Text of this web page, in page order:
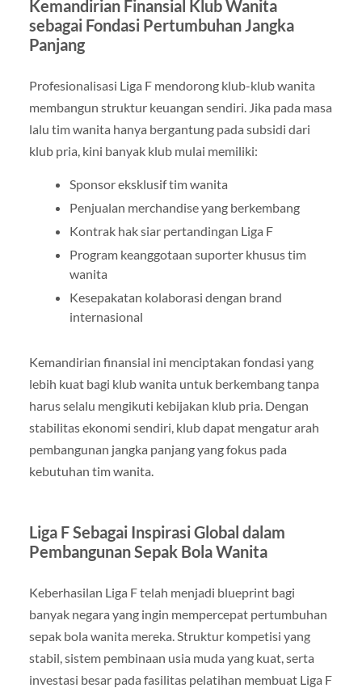
Kemandirian Finansial Klub Wanita
sebagai Fondasi Pertumbuhan Jangka
Panjang
Profesionalisasi Liga F mendorong klub-klub wanita
membangun struktur keuangan sendiri. Jika pada masa
lalu tim wanita hanya bergantung pada subsidi dari
klub pria, kini banyak klub mulai memiliki:
Sponsor eksklusif tim wanita
Penjualan merchandise yang berkembang
Kontrak hak siar pertandingan Liga F
Program keanggotaan suporter khusus tim
wanita
Kesepakatan kolaborasi dengan brand
internasional
Kemandirian finansial ini menciptakan fondasi yang
lebih kuat bagi klub wanita untuk berkembang tanpa
harus selalu mengikuti kebijakan klub pria. Dengan
stabilitas ekonomi sendiri, klub dapat mengatur arah
pembangunan jangka panjang yang fokus pada
kebutuhan tim wanita.
Liga F Sebagai Inspirasi Global dalam
Pembangunan Sepak Bola Wanita
Keberhasilan Liga F telah menjadi blueprint bagi
banyak negara yang ingin mempercepat pertumbuhan
sepak bola wanita mereka. Struktur kompetisi yang
stabil, sistem pembinaan usia muda yang kuat, serta
investasi besar pada fasilitas pelatihan membuat Liga F